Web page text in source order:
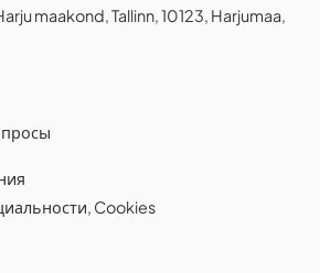
maakond, Tallinn, 10123, Harjumaa,
, Cookies